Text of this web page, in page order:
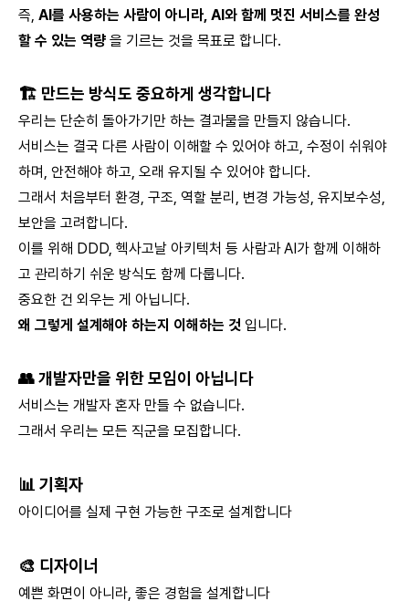
즉, AI를 사용하는 사람이 아니라, AI와 함께 멋진 서비스를 완성
할 수 있는 역량 을 기르는 것을 목표로 합니다.
🏗 만드는 방식도 중요하게 생각합니다
우리는 단순히 돌아가기만 하는 결과물을 만들지 않습니다.
서비스는 결국 다른 사람이 이해할 수 있어야 하고, 수정이 쉬워야
하며, 안전해야 하고, 오래 유지될 수 있어야 합니다.
그래서 처음부터 환경, 구조, 역할 분리, 변경 가능성, 유지보수성,
보안을 고려합니다.
이를 위해 DDD, 헥사고날 아키텍처 등 사람과 AI가 함께 이해하
고 관리하기 쉬운 방식도 함께 다룹니다.
중요한 건 외우는 게 아닙니다.
왜 그렇게 설계해야 하는지 이해하는 것 입니다.
👥 개발자만을 위한 모임이 아닙니다
서비스는 개발자 혼자 만들 수 없습니다.
그래서 우리는 모든 직군을 모집합니다.
📊 기획자
아이디어를 실제 구현 가능한 구조로 설계합니다
🎨 디자이너
예쁜 화면이 아니라, 좋은 경험을 설계합니다